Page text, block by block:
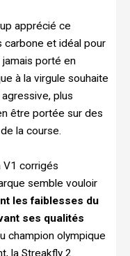
apprécié ce
carbone et idéal pour
jamais porté en
à la virgule souhaite
plus
être portée sur des
la course.
V1 corrigés
semble vouloir
les faiblesses du
ses qualités
champion olympique
la Streakfly 2